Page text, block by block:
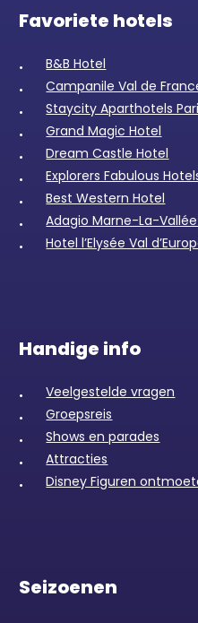
Favoriete hotels
B&B Hotel
Campanile Val de
Staycity Aparthotels
Grand Magic Hotel
Dream Castle Hotel
Explorers Fabulous
Best Western Hotel
Adagio Marne-La-Vallée
Hotel l’Elysée Val
Handige info
Veelgestelde vragen
Groepsreis
Shows en parades
Attracties
Disney Figuren
Seizoenen